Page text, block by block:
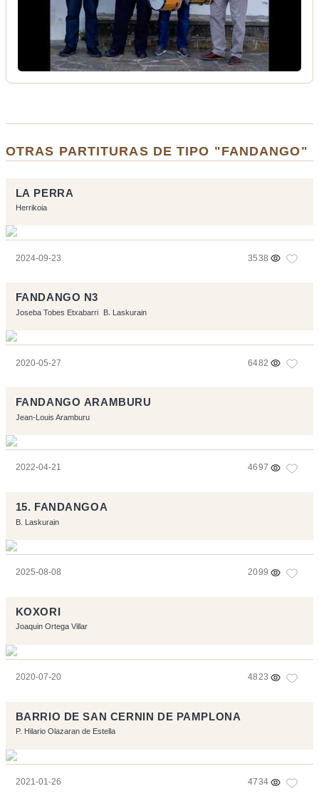
OTRAS PARTITURAS DE TIPO "FANDANGO"
LA PERRA
Herrikoia
2024-09-23 3538
FANDANGO N3
Joseba Tobes Etxabarri B. Laskurain
2020-05-27 6482
FANDANGO ARAMBURU
Jean-Louis Aramburu
2022-04-21 4697
15. FANDANGOA
B. Laskurain
2025-08-08 2099
KOXORI
Joaquin Ortega Villar
2020-07-20 4823
BARRIO DE SAN CERNIN DE PAMPLONA
P. Hilario Olazaran de Estella
2021-01-26 4734